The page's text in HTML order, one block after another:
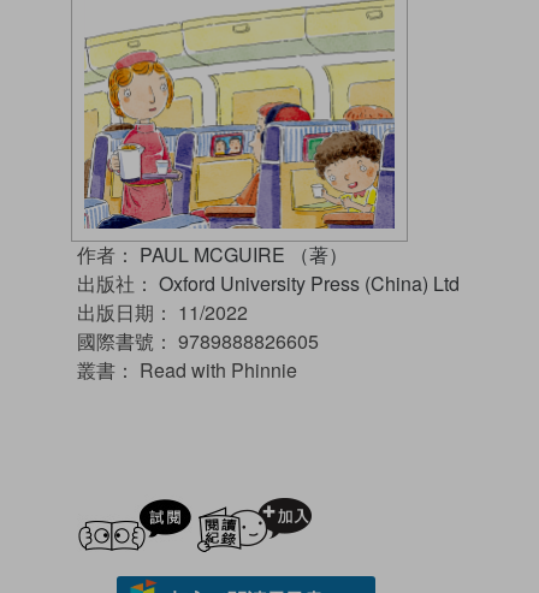
作者： PAUL MCGUIRE （著）
出版社： Oxford University Press (China) Ltd
出版日期： 11/2022
國際書號： 9789888826605
叢書： Read with Phinnie
試閲